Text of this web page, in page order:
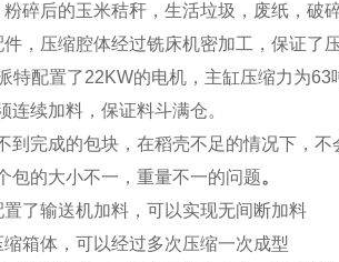
粉碎后的玉米秸秆，生活垃圾，废纸，破
件，压缩腔体经过铣床机密加工，保证
特配置了22KW的电机，主缸压缩力为
连续加料，保证料斗满仓。
到完成的包块，在稻壳不足的情况下，不
包的大小不一，重量不一的问题。
置了输送机加料，可以实现无间断加料
缩箱体，可以经过多次压缩一次成型